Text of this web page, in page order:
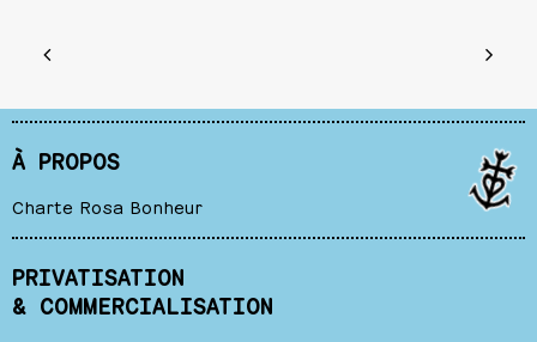
À PROPOS
Charte Rosa Bonheur
PRIVATISATION
& COMMERCIALISATION